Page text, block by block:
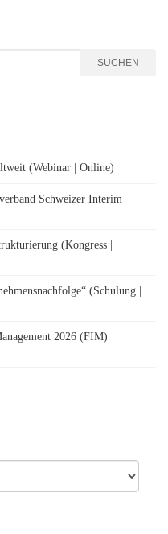
SUCHEN
(Webinar | Online)
Schweizer Interim
(Kongress |
(Schulung |
2026 (FIM)